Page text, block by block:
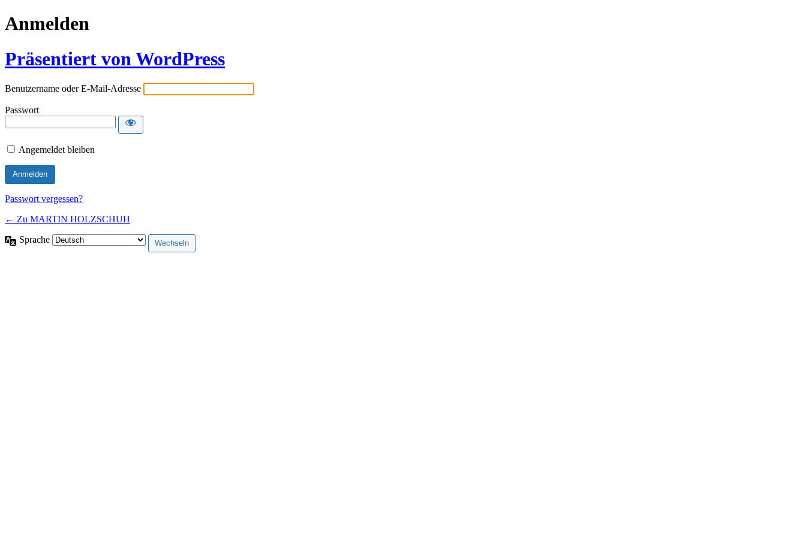
Anmelden
Präsentiert von WordPress
Benutzername oder E-Mail-Adresse
Passwort
Angemeldet bleiben
Passwort vergessen?
← Zu MARTIN HOLZSCHUH
Sprache